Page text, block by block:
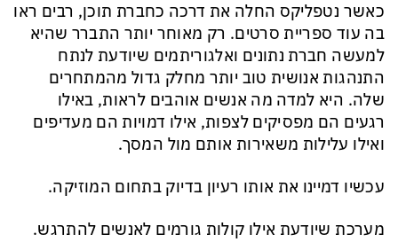
כאשר נטפליקס החלה את דרכה כחברת תוכן, רבים ראו
בה עוד ספריית סרטים. רק מאוחר יותר התברר שהיא
למעשה חברת נתונים ואלגוריתמים שיודעת לנתח
התנהגות אנושית טוב יותר מחלק גדול מהמתחרים
שלה. היא למדה מה אנשים אוהבים לראות, באילו
רגעים הם מפסיקים לצפות, אילו דמויות הם מעדיפים
ואילו עלילות משאירות אותם מול המסך.
עכשיו דמיינו את אותו רעיון בדיוק בתחום המוזיקה.
מערכת שיודעת אילו קולות גורמים לאנשים להתרגש.